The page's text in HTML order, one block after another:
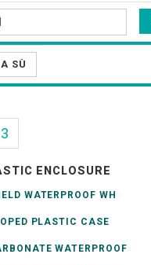
SÙ
3
ENCLOSURE
WATERPROOF WH
PLASTIC CASE
WATERPROOF